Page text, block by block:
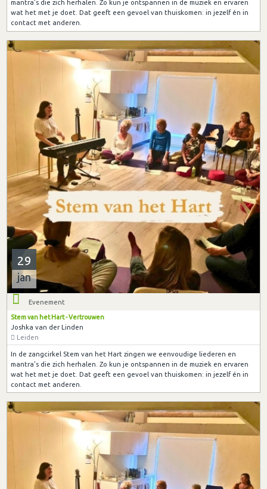
mantra’s die zich herhalen. Zo kun je ontspannen in de muziek en ervaren
wat het met je doet. Dat geeft een gevoel van thuiskomen: in jezelf én in
contact met anderen.
29
jan
Evenement
Stem van het Hart - Vertrouwen
Joshka van der Linden
Leiden
In de zangcirkel Stem van het Hart zingen we eenvoudige liederen en
mantra’s die zich herhalen. Zo kun je ontspannen in de muziek en ervaren
wat het met je doet. Dat geeft een gevoel van thuiskomen: in jezelf én in
contact met anderen.